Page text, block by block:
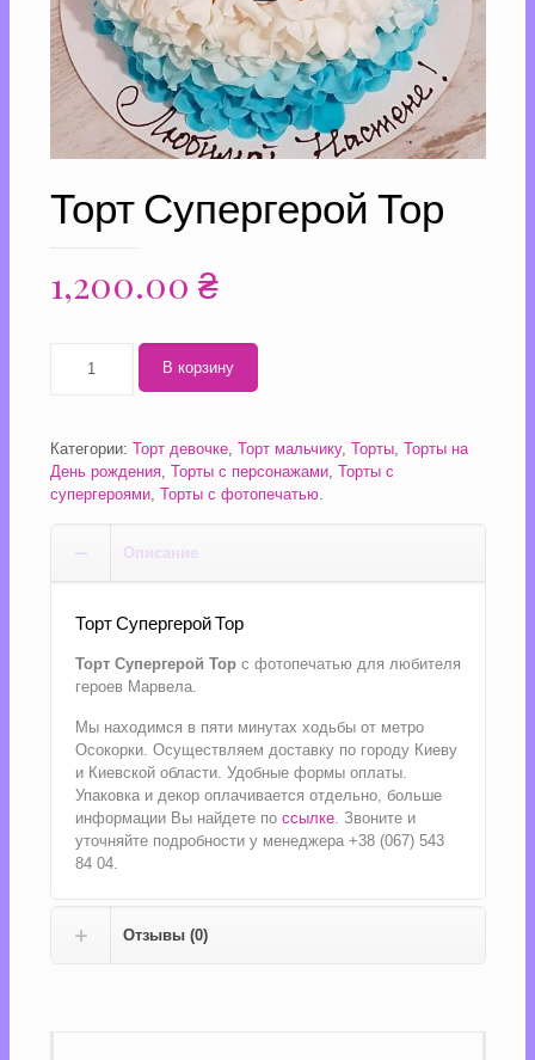
Торт Супергерой Тор
1,200.00 ₴
Количество
В корзину
Категории: Торт девочке, Торт мальчику, Торты, Торты на
День рождения, Торты с персонажами, Торты с
супергероями, Торты с фотопечатью.
Описание
Торт Супергерой Тор
Торт Супергерой Торс фотопечатью для любителя
героев Марвела.
Мы находимся в пяти минутах ходьбы от метро
Осокорки. Осуществляем доставку по городу Киеву
и Киевской области. Удобные формы оплаты.
Упаковка и декор оплачивается отдельно, больше
информации Вы найдете по ссылке. Звоните и
уточняйте подробности у менеджера +38 (067) 543
84 04.
Отзывы (0)